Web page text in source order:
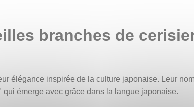
branches de
élégance inspirée de la culture japonaise. Leur
qui émerge avec grâce dans la langue japonaise.